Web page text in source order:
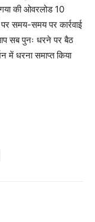
गया की ओवरलोड 10
पर समय-समय पर कार्रवाई
सब पुनः धरने पर बैठ
में धरना समाप्त किया